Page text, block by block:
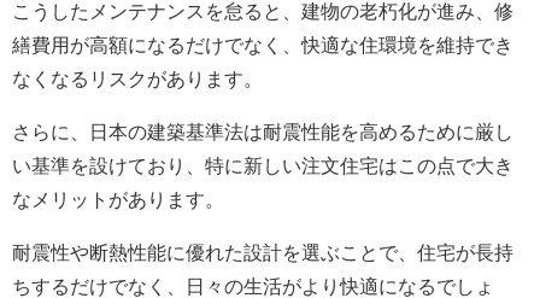
こうしたメンテナンスを怠ると、建物の老朽化が進み、修
繕費用が高額になるだけでなく、快適な住環境を維持でき
なくなるリスクがあります。
さらに、日本の建築基準法は耐震性能を高めるために厳し
い基準を設けており、特に新しい注文住宅はこの点で大き
なメリットがあります。
耐震性や断熱性能に優れた設計を選ぶことで、住宅が長持
ちするだけでなく、日々の生活がより快適になるでしょ